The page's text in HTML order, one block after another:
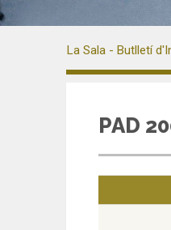
La Sala - Butlletí
PAD